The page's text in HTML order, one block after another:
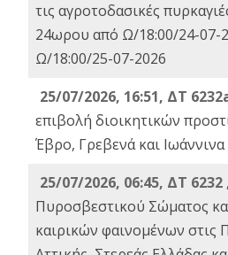
τις αγροτοδασικές
24ωρου από Ω/18:00/24-07-
Ω/18:00/25-07-2026
25/07/2026, 16:51, ΔΤ
επιβολή διοικητικών
Έβρο, Γρεβενά και Ιωάννινα
25/07/2026, 06:45, ΔΤ 6232
Πυροσβεστικού Σώματος
καιρικών φαινομένων στις